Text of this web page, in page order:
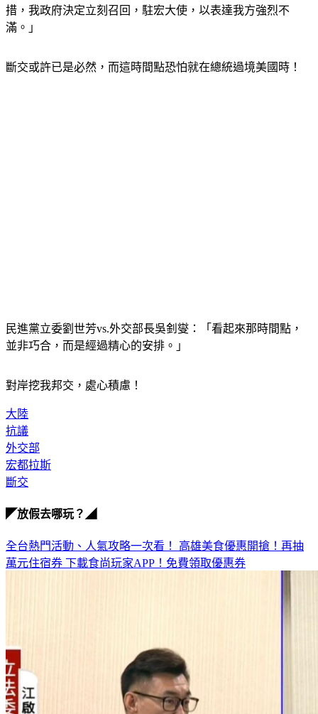
措，我政府決定立刻召回，駐宏大使，以表達我方強烈不
滿。」
斷交或許已是必然，而這時間點恐怕就在總統過境美國時！
民進黨立委劉世芳vs.外交部長吳釗燮：「看起來那時間點，
並非巧合，而是經過精心的安排。」
對岸挖我邦交，處心積慮！
大陸
抗議
外交部
宏都拉斯
斷交
◤放假去哪玩？◢
全台熱門活動、人氣攻略一次看！ 高雄美食優惠開搶！再抽
萬元住宿券 下載食尚玩家APP！免費領取優惠券